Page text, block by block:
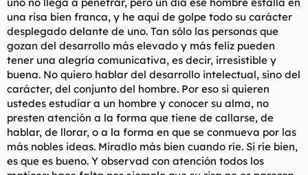
una risa bien franca, y he aquí de golpe todo su carácter
desplegado delante de uno. Tan sólo las personas que
gozan del desarrollo más elevado y más feliz pueden
tener una alegría comunicativa, es decir, irresistible y
buena. No quiero hablar del desarrollo intelectual, sino del
carácter, del conjunto del hombre. Por eso si quieren
ustedes estudiar a un hombre y conocer su alma, no
presten atención a la forma que tiene de callarse, de
hablar, de llorar, o a la forma en que se conmueva por las
más nobles ideas. Miradlo más bien cuando ríe. Si ríe bien,
es que es bueno. Y observad con atención todos los